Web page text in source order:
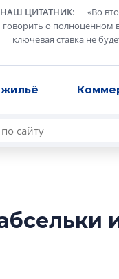
НАШ ЦИТАТНИК: «Во
говорить о полноценном
ключевая ставка не
Усадьба